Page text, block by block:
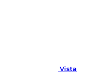
Vista